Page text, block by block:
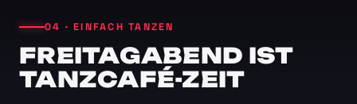
04 · EINFACH TANZEN
FREITAGABEND IST
TANZCAFÉ-ZEIT